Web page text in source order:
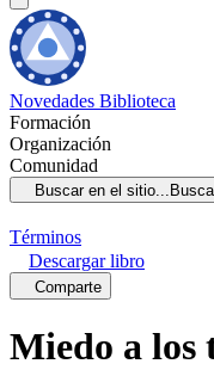
Novedades Biblioteca
Formación
Organización
Comunidad
Buscar en el sitio...
Términos
Descargarlibro
Comparte
Miedo a los